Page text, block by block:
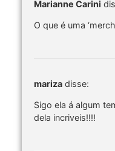
Marianne Carini
O que é uma
mariza disse:
Sigo ela á algum
dela incriveis!!!!